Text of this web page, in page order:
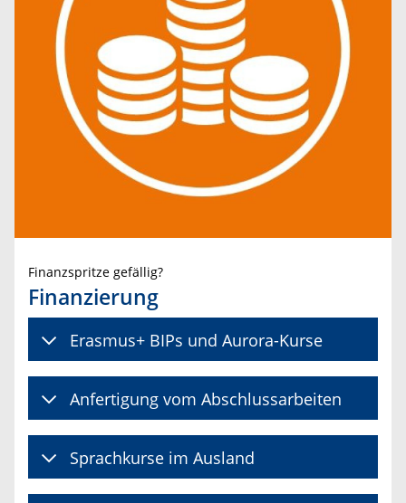
Finanzspritze gefällig?
Finanzierung
Erasmus+ BIPs und Aurora-Kurse
Anfertigung vom Abschlussarbeiten
Sprachkurse im Ausland